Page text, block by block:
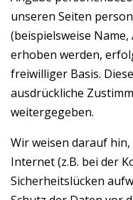
unseren Seiten
(beispielsweise
erhoben werden,
freiwilliger Basis.
ausdrückliche
weitergegeben.
Wir weisen darauf
Internet (z.B. bei der
Sicherheitslücken